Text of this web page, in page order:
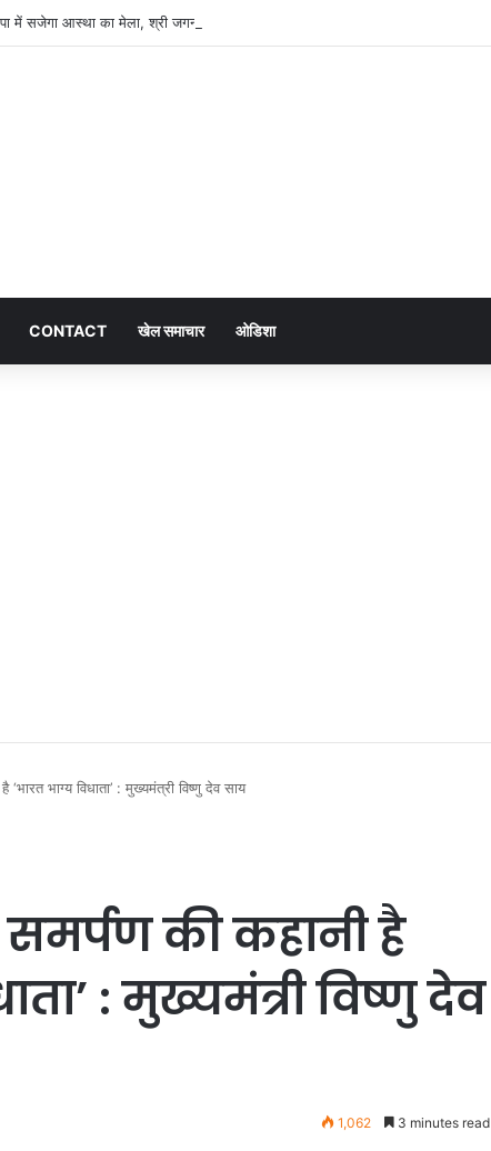
में सजेगा आस्था का मेला, श्री जगन्नाथ झूलन रथयात्रा कल से
CONTACT खेल समाचार ओडिशा
भाग्य विधाता’ : मुख्यमंत्री विष्णु देव साय
की कहानी है
: मुख्यमंत्री विष्णु देव
1,062 3 minutes read